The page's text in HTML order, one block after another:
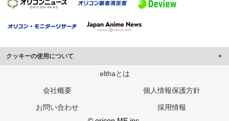
クッキーの使用について
このサイトでは Cookie を使用して、ユーザーに合わせたコンテンツや広告の
行っています。
メディアや広告配信、データ解析の各パートナーに提供しています。
各パートナーは、この情報とユーザーが各パートナーに提供した他の情報や、
elthaとは
会社概要 個人情報保護方針
お問い合わせ
採用情報